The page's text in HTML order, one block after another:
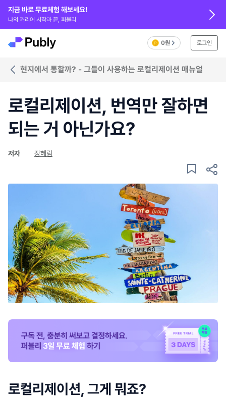
지금 바로 무료체험 해보세요!
나의 커리어 시작과 끝, 퍼블리
0원 로그인
현지에서 통할까? - 그들이 사용하는 로컬리제이션 매뉴얼
로컬리제이션, 번역만 잘하면
되는 거 아닌가요?
저자 장혜림
로컬리제이션, 그게 뭐죠?